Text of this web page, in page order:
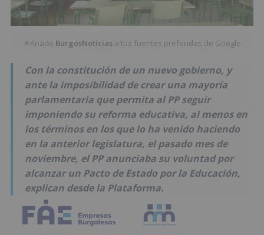
★Añade BurgosNoticias a tus fuentes preferidas de Google
Con la constitución de un nuevo gobierno, y
ante la imposibilidad de crear una mayoría
parlamentaria que permita al PP seguir
imponiendo su reforma educativa, al menos en
los términos en los que lo ha venido haciendo
en la anterior legislatura, el pasado mes de
noviembre, el PP anunciaba su voluntad por
alcanzar un Pacto de Estado por la Educación,
explican desde la Plataforma.